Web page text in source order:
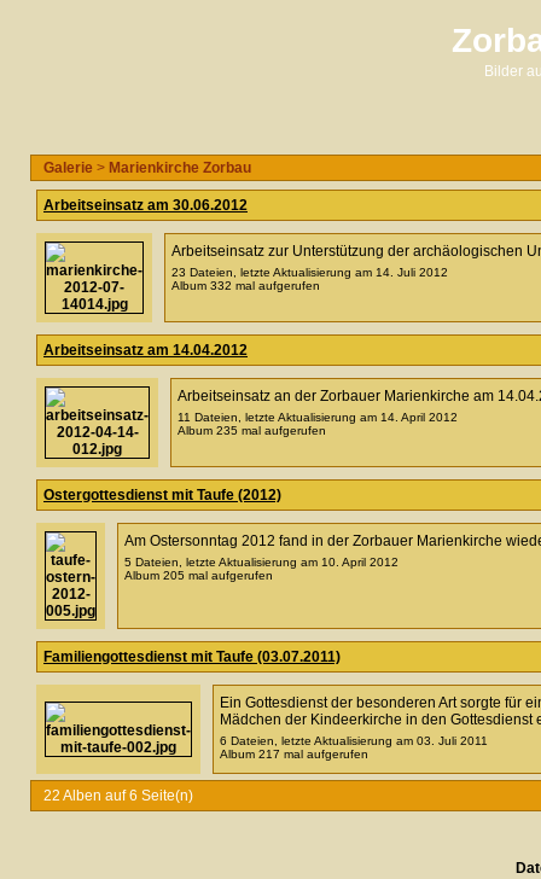
Bilder
Galerie > Marienkirche Zorbau
Arbeitseinsatz am 30.06.2012
Arbeitseinsatz zur Unterstützung der archäologischen
23 Dateien, letzte Aktualisierung am 14. Juli 2012
Album 332 mal aufgerufen
Arbeitseinsatz am 14.04.2012
Arbeitseinsatz an der Zorbauer Marienkirche am
11 Dateien, letzte Aktualisierung am 14. April 2012
Album 235 mal aufgerufen
Ostergottesdienst mit Taufe (2012)
Am Ostersonntag 2012 fand in der Zorbauer Marienkirche
5 Dateien, letzte Aktualisierung am 10. April 2012
Album 205 mal aufgerufen
Familiengottesdienst mit Taufe (03.07.2011)
Ein Gottesdienst der besonderen Art sorgte für
Mädchen der Kindeerkirche in den Gottesdienst
6 Dateien, letzte Aktualisierung am 03. Juli 2011
Album 217 mal aufgerufen
22 Alben auf 6 Seite(n)